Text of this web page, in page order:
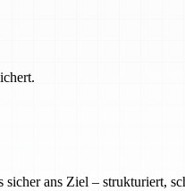
ans Ziel – strukturiert,